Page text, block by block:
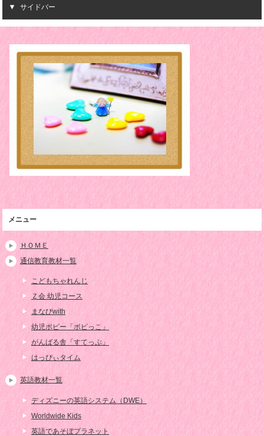
サイドバー
メニュー
ＨＯＭＥ
通信教育教材一覧
こどもちゃれんじ
Ｚ会 幼児コース
まなびwith
幼児ポピー「ポピっこ」
がんばる舎「すてっぷ」
はっぴぃタイム
英語教材一覧
ディズニーの英語システム（DWE）
Worldwide Kids
英語であそぼプラネット